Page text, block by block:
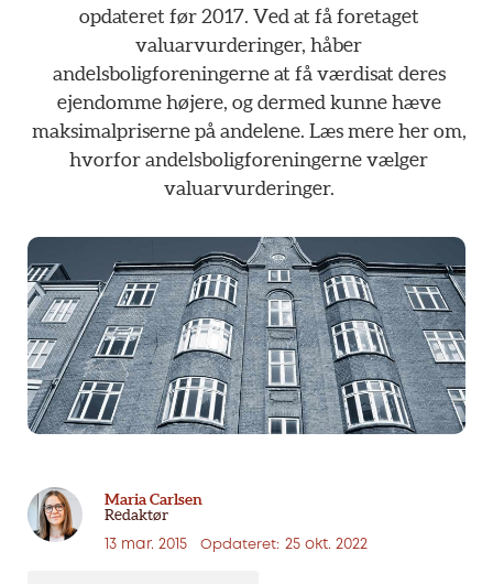
opdateret før 2017. Ved at få foretaget
valuarvurderinger, håber
andelsboligforeningerne at få værdisat deres
ejendomme højere, og dermed kunne hæve
maksimalpriserne på andelene. Læs mere her om,
hvorfor andelsboligforeningerne vælger
valuarvurderinger.
Maria Carlsen
Redaktør
13 mar. 2015 Opdateret: 25 okt. 2022